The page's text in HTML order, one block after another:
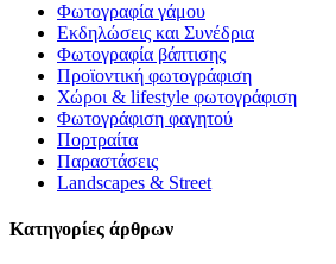
Φωτογραφία γάμου
Εκδηλώσεις και Συνέδρια
Φωτογραφία βάπτισης
Προϊοντική φωτογράφιση
Χώροι & lifestyle φωτογράφιση
Φωτογράφιση φαγητού
Πορτραίτα
Παραστάσεις
Landscapes & Street
Κατηγορίες άρθρων